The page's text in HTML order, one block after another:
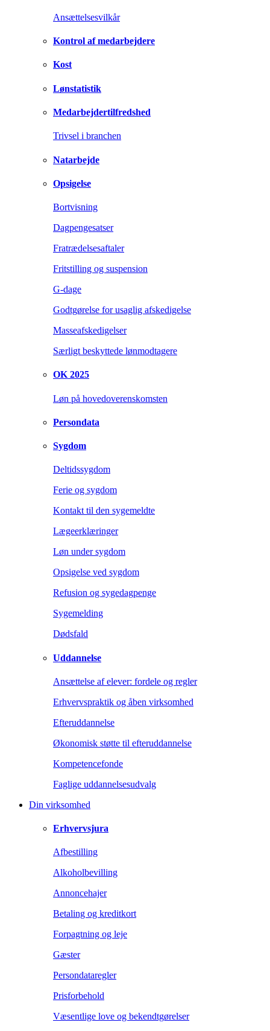
Ansættelsesvilkår
Kontrol af medarbejdere
Kost
Lønstatistik
Medarbejdertilfredshed
Trivsel i branchen
Natarbejde
Opsigelse
Bortvisning
Dagpengesatser
Fratrædelsesaftaler
Fritstilling og suspension
G-dage
Godtgørelse for usaglig afskedigelse
Masseafskedigelser
Særligt beskyttede lønmodtagere
OK 2025
Løn på hovedoverenskomsten
Persondata
Sygdom
Deltidssygdom
Ferie og sygdom
Kontakt til den sygemeldte
Lægeerklæringer
Løn under sygdom
Opsigelse ved sygdom
Refusion og sygedagpenge
Sygemelding
Dødsfald
Uddannelse
Ansættelse af elever: fordele og regler
Erhvervspraktik og åben virksomhed
Efteruddannelse
Økonomisk støtte til efteruddannelse
Kompetencefonde
Faglige uddannelsesudvalg
Din virksomhed
Erhvervsjura
Afbestilling
Alkoholbevilling
Annoncehajer
Betaling og kreditkort
Forpagtning og leje
Gæster
Persondataregler
Prisforbehold
Væsentlige love og bekendtgørelser